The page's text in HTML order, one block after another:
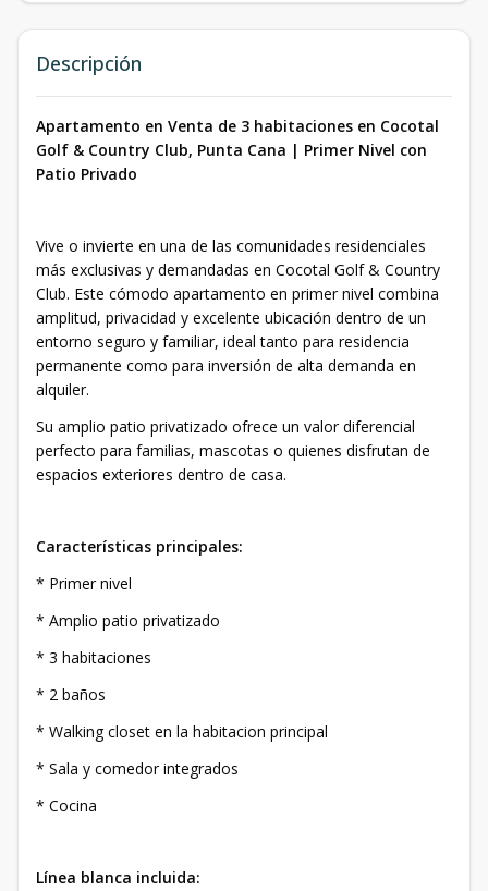
Descripción
Apartamento en Venta de 3 habitaciones en Cocotal
Golf & Country Club, Punta Cana | Primer Nivel con
Patio Privado
Vive o invierte en una de las comunidades residenciales
más exclusivas y demandadas en Cocotal Golf & Country
Club. Este cómodo apartamento en primer nivel combina
amplitud, privacidad y excelente ubicación dentro de un
entorno seguro y familiar, ideal tanto para residencia
permanente como para inversión de alta demanda en
alquiler.
Su amplio patio privatizado ofrece un valor diferencial
perfecto para familias, mascotas o quienes disfrutan de
espacios exteriores dentro de casa.
Características principales:
* Primer nivel
* Amplio patio privatizado
* 3 habitaciones
* 2 baños
* Walking closet en la habitacion principal
* Sala y comedor integrados
* Cocina
Línea blanca incluida: